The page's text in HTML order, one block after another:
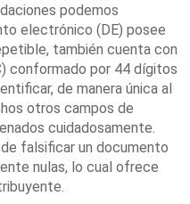
podemos
electrónico (DE) posee
también cuenta con
conformado por 44 dígitos
de manera única al
otros campos de
cuidadosamente.
falsificar un documento
nulas, lo cual ofrece